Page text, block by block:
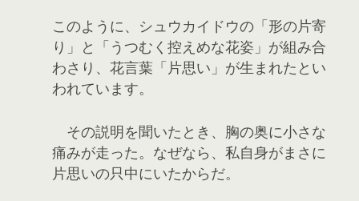
このように、シュウカイドウの「形の片寄
り」と「うつむく控えめな花姿」が組み合
わさり、花言葉「片思い」が生まれたとい
われています。
その説明を聞いたとき、胸の奥に小さな
痛みが走った。なぜなら、私自身がまさに
片思いの只中にいたからだ。